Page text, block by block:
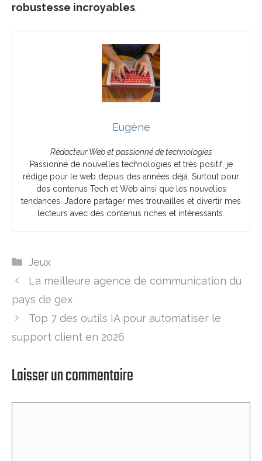
robustesse incroyables.
Eugène
Rédacteur Web et passionné de technologies
Passionné de nouvelles technologies et très positif, je
rédige pour le web depuis des années déjà. Surtout pour
des contenus Tech et Web ainsi que les nouvelles
tendances. J’adore partager mes trouvailles et divertir mes
lecteurs avec des contenus riches et intéressants.
Catégories
Jeux
La meilleure agence de communication du
pays de gex
Top 7 des outils IA pour automatiser le
support client en 2026
Laisser un commentaire